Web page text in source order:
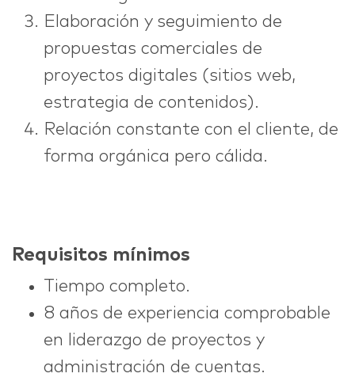
Elaboración y seguimiento de
propuestas comerciales de
proyectos digitales (sitios web,
estrategia de contenidos).
Relación constante con el cliente, de
forma orgánica pero cálida.
Requisitos mínimos
Tiempo completo.
8 años de experiencia comprobable
en liderazgo de proyectos y
administración de cuentas.